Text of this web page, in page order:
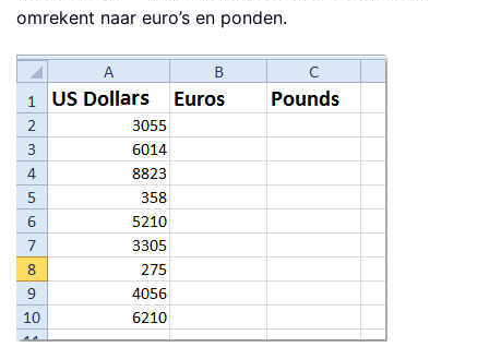
omrekent naar euro’s en ponden.